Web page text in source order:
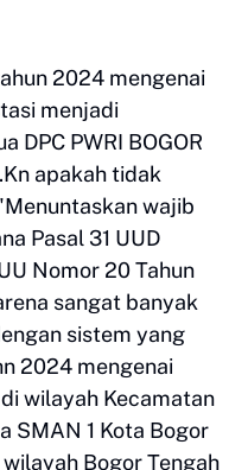
2024 mengenai
menjadi
DPC PWRI BOGOR
apakah tidak
wajib
Pasal 31 UUD
Nomor 20 Tahun
sangat banyak
sistem yang
2024 mengenai
wilayah Kecamatan
SMAN 1 Kota Bogor
Bogor Tengah